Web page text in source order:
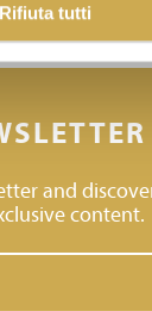
Rifiuta tutti
and
content.